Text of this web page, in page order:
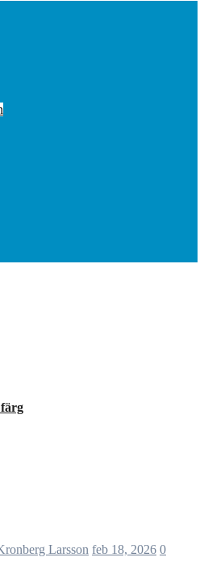
Larsson feb 18, 2026 0